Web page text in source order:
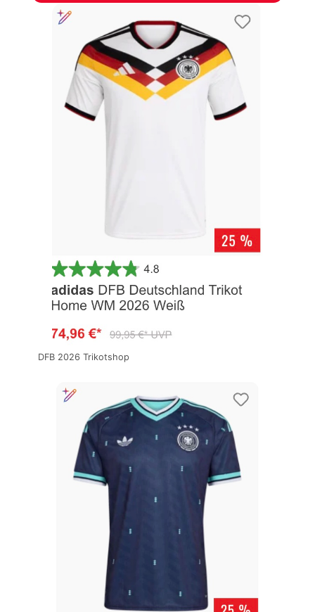
DFB 2026 Trikotshop